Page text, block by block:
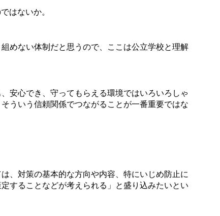
はないか。
めない体制だと思うので、ここは公立学校と理解
安心でき、守ってもらえる環境ではいろいろしゃ
ういう信頼関係でつながることが一番重要ではな
、対策の基本的な方向や内容、特にいじめ防止に
することなどが考えられる」と盛り込みたいとい